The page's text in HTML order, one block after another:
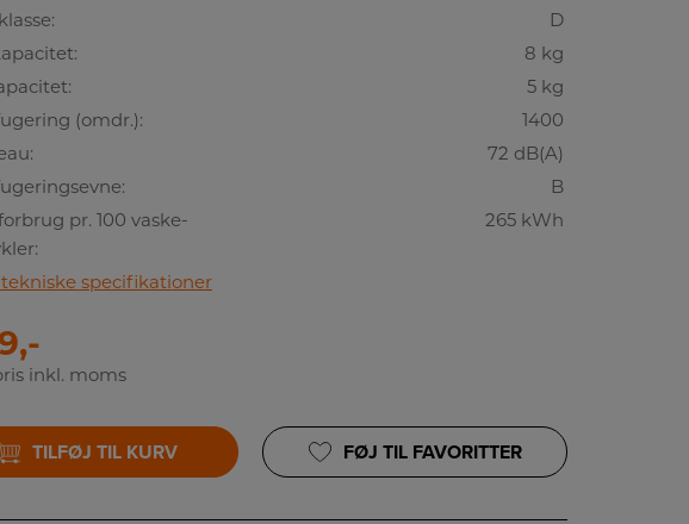
D
8 kg
5 kg
(omdr.):
1400
72 dB(A)
B
pr. 100 vaske-
265 kWh
tekniske specifikationer
inkl. moms
TILFØJ TIL KURV FØJ TIL FAVORITTER